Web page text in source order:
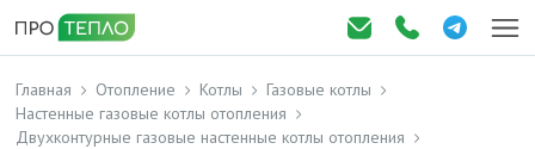
Главная Отопление Котлы
Газовые котлы
Настенные газовые котлы отопления
Двухконтурные газовые настенные котлы отопления